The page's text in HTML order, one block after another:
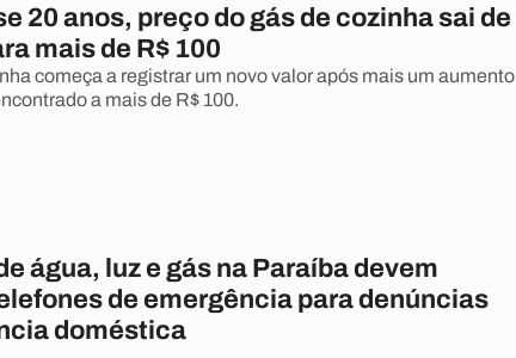
20 anos, preço do gás de cozinha sai de
mais de R$ 100
começa a registrar um novo valor após mais um aumento
a mais de R$ 100.
água, luz e gás na Paraíba devem
de emergência para denúncias
doméstica